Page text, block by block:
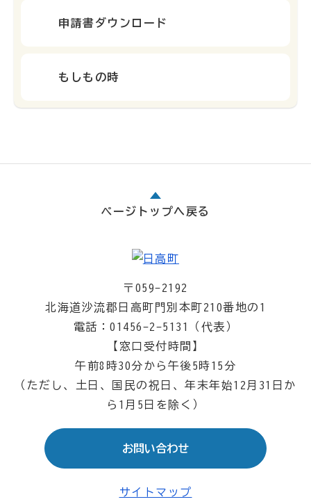
申請書ダウンロード
もしもの時
ページトップへ戻る
〒059-2192
北海道沙流郡日高町門別本町210番地の1
電話：01456-2-5131（代表）
【窓口受付時間】
午前8時30分から午後5時15分
（ただし、土日、国民の祝日、年末年始12月31日か
ら1月5日を除く）
お問い合わせ
サイトマップ